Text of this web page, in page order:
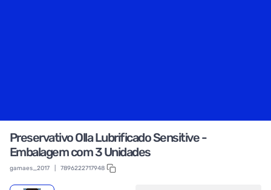
Preservativo Olla Lubrificado Sensitive -
Embalagem com 3 Unidades
gamaes_2017 7896222717948